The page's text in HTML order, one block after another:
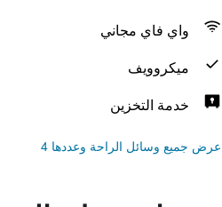
واي فاي مجاني
ميكروويف
خدمة التخزين
عرض جميع وسائل الراحة وعددها 4